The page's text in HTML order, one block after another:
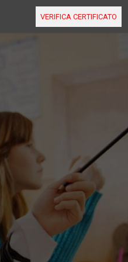
VERIFICA CERTIFICATO